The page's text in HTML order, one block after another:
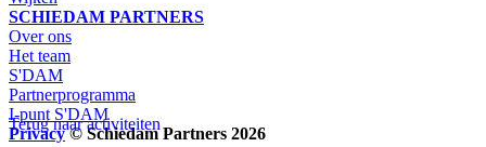
Terug naar activiteiten
SCHIEDAM PARTNERS
Over ons
Het team
S'DAM
Partnerprogramma
I-punt S'DAM
Privacy © Schiedam Partners 2026